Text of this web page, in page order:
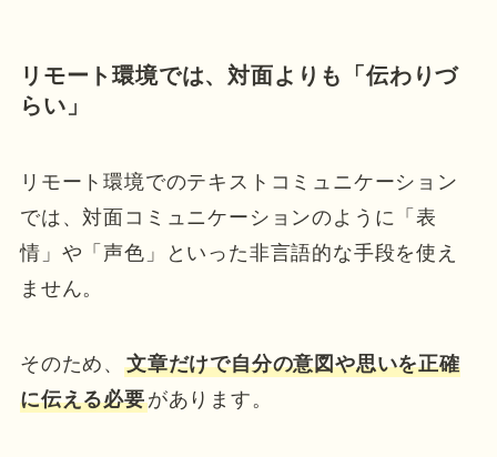
リモート環境では、対面よりも「伝わりづ
らい」
リモート環境でのテキストコミュニケーション
では、対面コミュニケーションのように「表
情」や「声色」といった非言語的な手段を使え
ません。
そのため、 文章だけで自分の意図や思いを正確
に伝える必要があります。